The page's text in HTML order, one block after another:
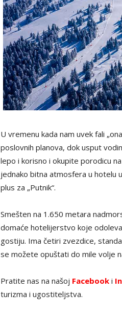
U vremenu kada nam uvek fali
poslovnih planova, dok usput
lepo i korisno i okupite porodicu
jednako bitna atmosfera u hotelu
plus za „Putnik“.
Smešten na 1.650 metara
domaće hotelijerstvo koje
gostiju. Ima četiri zvezdice,
se možete opuštati do mile volje
Pratite nas na našoj Facebook i
turizma i ugostiteljstva.